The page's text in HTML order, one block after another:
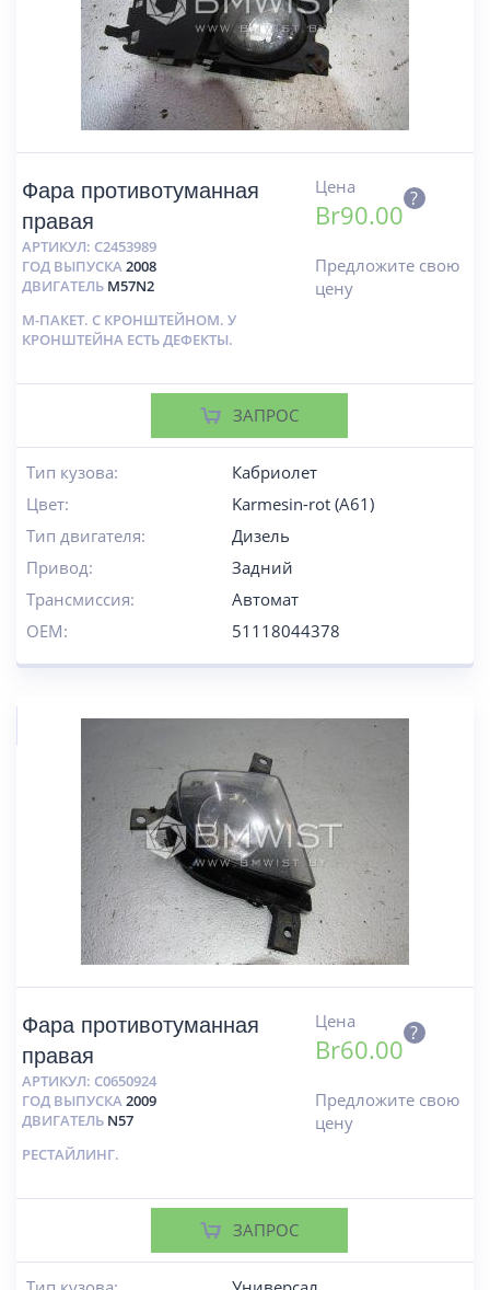
Фара противотуманная
правая
АРТИКУЛ: C2453989
ГОД ВЫПУСКА2008
ДВИГАТЕЛЬ M57N2
М-ПАКЕТ. С КРОНШТЕЙНОМ. У
КРОНШТЕЙНА ЕСТЬ ДЕФЕКТЫ.
Цена
Br90.00
?
Предложите свою
цену
ЗАПРОС
Тип кузова:
Кабриолет
Цвет:
Karmesin-rot (A61)
Тип двигателя:
Дизель
Привод:
Задний
Трансмиссия:
Автомат
OEM:
51118044378
Фара противотуманная
правая
АРТИКУЛ: C0650924
ГОД ВЫПУСКА2009
ДВИГАТЕЛЬ N57
РЕСТАЙЛИНГ.
Цена
Br60.00
?
Предложите свою
цену
ЗАПРОС